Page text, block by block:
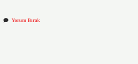
Yorum Bırak